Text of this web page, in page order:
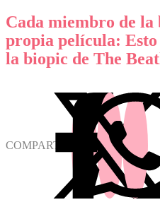
Cada miembro de la
propia película: Esto
la biopic de The
COMPARTIR